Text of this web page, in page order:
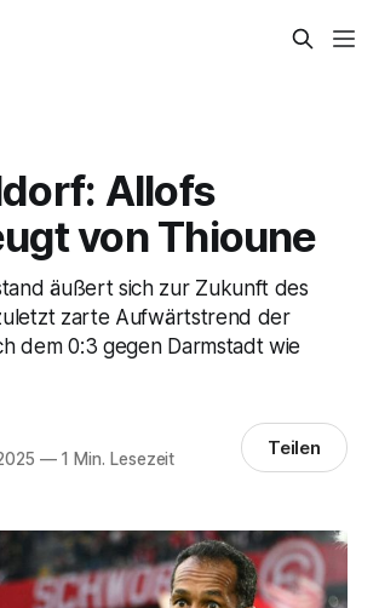
Allofs
von Thioune
äußert sich zur Zukunft des
zarte Aufwärtstrend der
dem 0:3 gegen Darmstadt wie
—1 Min. Lesezeit Teilen